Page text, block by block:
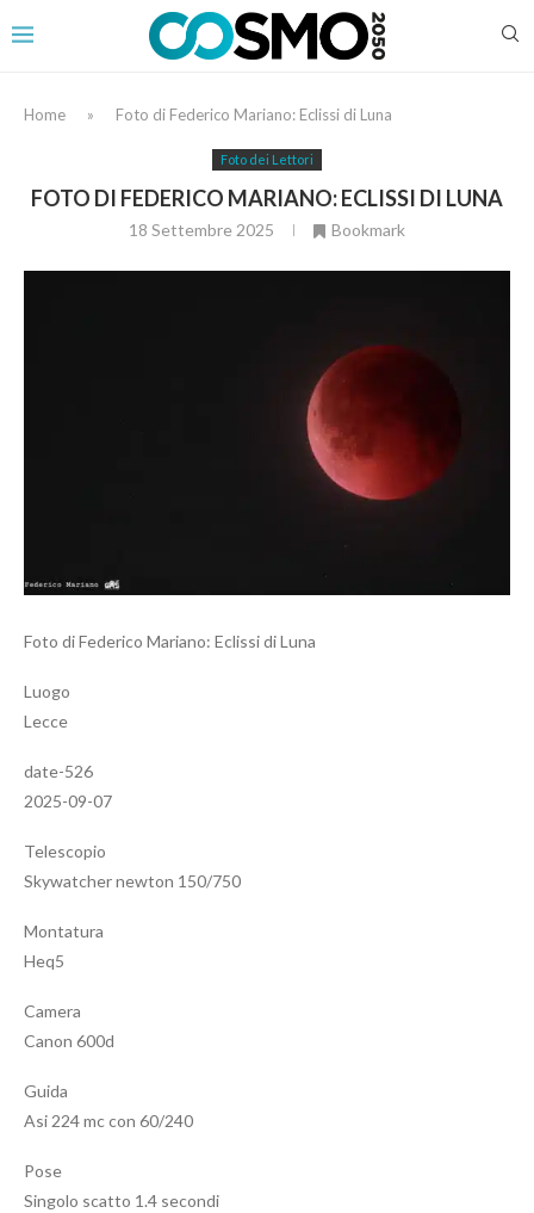
Home » Foto di Federico Mariano: Eclissi di Luna
Foto dei Lettori
FOTO DI FEDERICO MARIANO: ECLISSI DI LUNA
18 Settembre 2025 Bookmark
Foto di Federico Mariano: Eclissi di Luna
Luogo
Lecce
date-526
2025-09-07
Telescopio
Skywatcher newton 150/750
Montatura
Heq5
Camera
Canon 600d
Guida
Asi 224 mc con 60/240
Pose
Singolo scatto 1.4 secondi